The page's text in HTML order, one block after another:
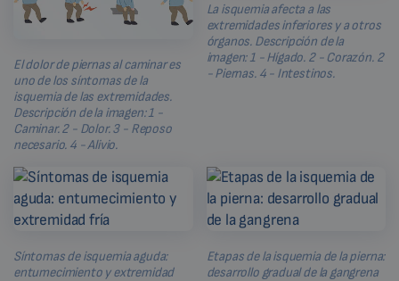
El dolor de piernas al caminar es
uno de los síntomas de la
isquemia de las extremidades.
Descripción de la imagen: 1 -
Caminar. 2 - Dolor. 3 - Reposo
necesario. 4 - Alivio.
La isquemia afecta a las
extremidades inferiores y a otros
órganos. Descripción de la
imagen: 1 - Hígado. 2 - Corazón. 2
- Piernas. 4 - Intestinos.
Síntomas de isquemia aguda:
entumecimiento y extremidad
Etapas de la isquemia de la pierna:
desarrollo gradual de la gangrena